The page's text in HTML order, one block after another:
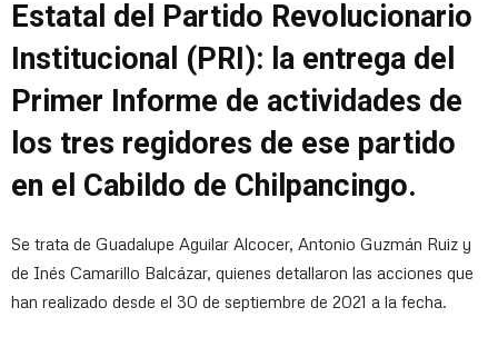
Estatal del Partido Revolucionario
Institucional (PRI): la entrega del
Primer Informe de actividades de
los tres regidores de ese partido
en el Cabildo de Chilpancingo.
Se trata de Guadalupe Aguilar Alcocer, Antonio Guzmán Ruiz y
de Inés Camarillo Balcázar, quienes detallaron las acciones que
han realizado desde el 30 de septiembre de 2021 a la fecha.